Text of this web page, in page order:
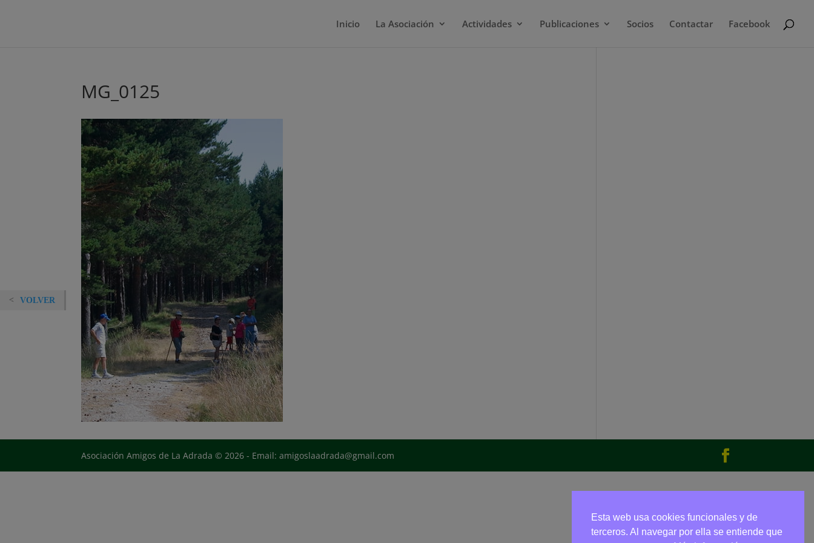
Inicio La Asociación Actividades Publicaciones Socios Contactar Facebook
MG_0125
Asociación Amigos de La Adrada © 2026 - Email: amigoslaadrada@gmail.com
VOLVER
Esta web usa cookies funcionales y de
terceros. Al navegar por ella se entiende que